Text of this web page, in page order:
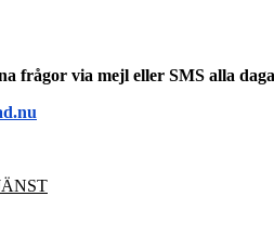
frågor via mejl eller SMS alla